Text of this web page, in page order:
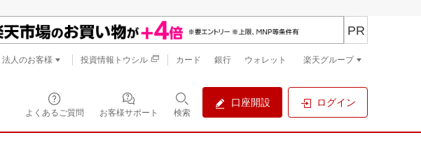
よくあるご質問 お客様サポート 検索
口座開設 ログイン
PR
法人のお客様 投資情報トウシル カード 銀行 ウォレット 楽天グループ